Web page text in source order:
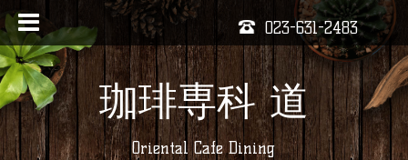
023-631-2483
珈琲専科 道
Oriental Cafe Dining